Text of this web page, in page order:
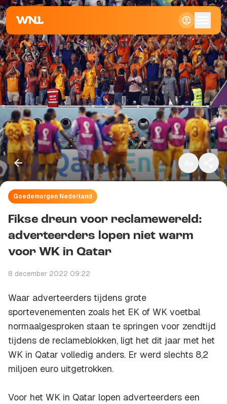
Klein
Standaard
Groot
Goedemorgen Nederland
Fikse dreun voor reclamewereld:
adverteerders lopen niet warm
voor WK in Qatar
8 december 2022 09:22
Waar adverteerders tijdens grote
sportevenementen zoals het EK of WK voetbal
normaalgesproken staan te springen voor zendtijd
tijdens de reclameblokken, ligt het dit jaar met het
WK in Qatar volledig anders. Er werd slechts 8,2
miljoen euro uitgetrokken.
Voor het WK in Qatar lopen adverteerders een